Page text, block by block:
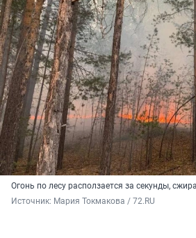
Огонь по лесу расползается за секунды,
Источник: Мария Токмакова / 72.RU